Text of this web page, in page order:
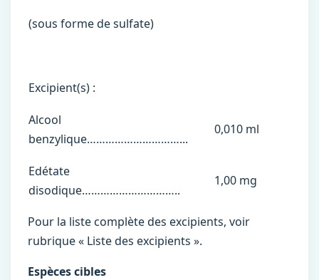
(sous forme de sulfate)
Excipient(s) :
Alcool
benzylique…………………………...
0,010 ml
Edétate
disodique…………………………..
1,00 mg
Pour la liste complète des excipients, voir
rubrique « Liste des excipients ».
Espèces cibles